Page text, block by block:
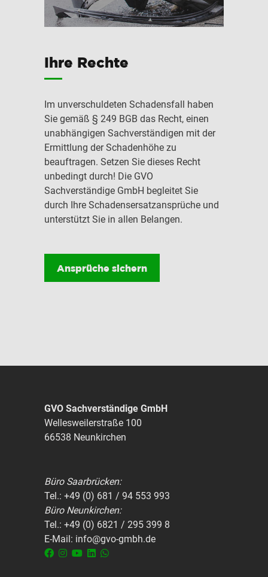
Ihre Rechte
Im unverschuldeten Schadensfall haben
Sie gemäß § 249 BGB das Recht, einen
unabhängigen Sachverständigen mit der
Ermittlung der Schadenhöhe zu
beauftragen. Setzen Sie dieses Recht
unbedingt durch! Die GVO
Sachverständige GmbH begleitet Sie
durch Ihre Schadensersatzansprüche und
unterstützt Sie in allen Belangen.
Ansprüche sichern
GVO Sachverständige GmbH
Wellesweilerstraße 100
66538 Neunkirchen
Büro Saarbrücken:
Tel.: +49 (0) 681 / 94 553 993
Büro Neunkirchen:
Tel.: +49 (0) 6821 / 295 399 8
E-Mail: info@gvo-gmbh.de